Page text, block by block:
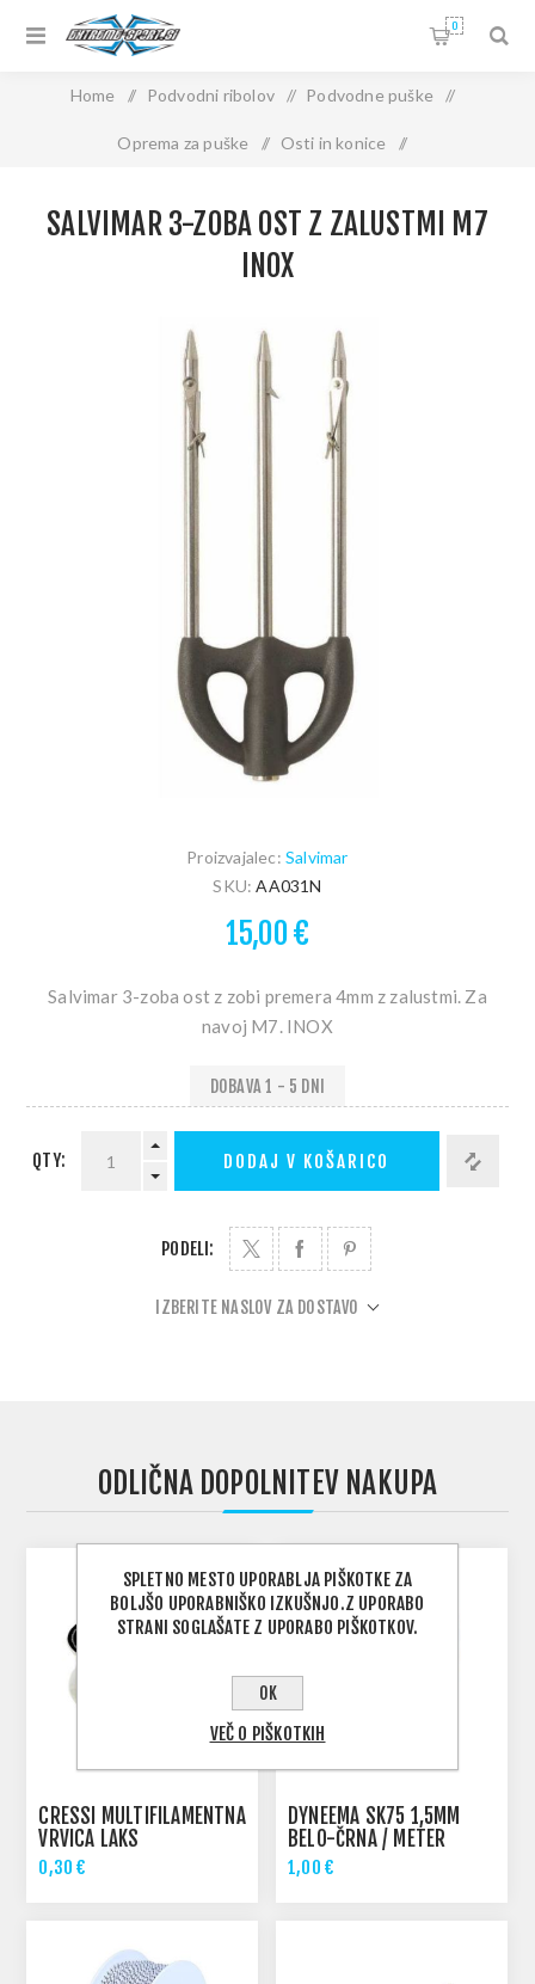
0
Home / Podvodni ribolov / Podvodne puške /
Oprema za puške / Osti in konice /
SALVIMAR 3-ZOBA OST Z ZALUSTMI M7
INOX
Proizvajalec: Salvimar
SKU: AA031N
15,00 €
Salvimar 3-zoba ost z zobi premera 4mm z zalustmi. Za
navoj M7. INOX
DOBAVA 1 - 5 DNI
QTY: DODAJ V KOŠARICO
PODELI:
IZBERITE NASLOV ZA DOSTAVO
ODLIČNA DOPOLNITEV NAKUPA
CRESSI MULTIFILAMENTNA
VRVICA LAKS
1,6MM/METER
0,30 €
DYNEEMA SK75 1,5MM
BELO-ČRNA / METER
1,00 €
SPLETNO MESTO UPORABLJA PIŠKOTKE ZA
BOLJŠO UPORABNIŠKO IZKUŠNJO.Z UPORABO
STRANI SOGLAŠATE Z UPORABO PIŠKOTKOV.
OK
VEČ O PIŠKOTKIH